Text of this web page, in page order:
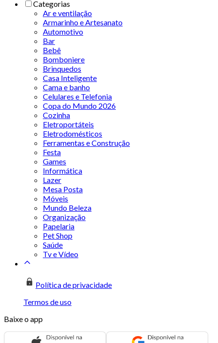
Categorias
Ar e ventilação
Armarinho e Artesanato
Automotivo
Bar
Bebê
Bomboniere
Brinquedos
Casa Inteligente
Cama e banho
Celulares e Telefonia
Copa do Mundo 2026
Cozinha
Eletroportáteis
Eletrodomésticos
Ferramentas e Construção
Festa
Games
Informática
Lazer
Mesa Posta
Móveis
Mundo Beleza
Organização
Papelaria
Pet Shop
Saúde
Tv e Vídeo
Política de privacidade
Termos de uso
Baixe o app